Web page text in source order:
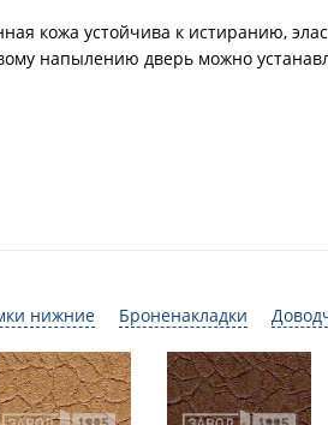
кожа устойчива к истиранию,
напылению дверь можно
нижние Броненакладки